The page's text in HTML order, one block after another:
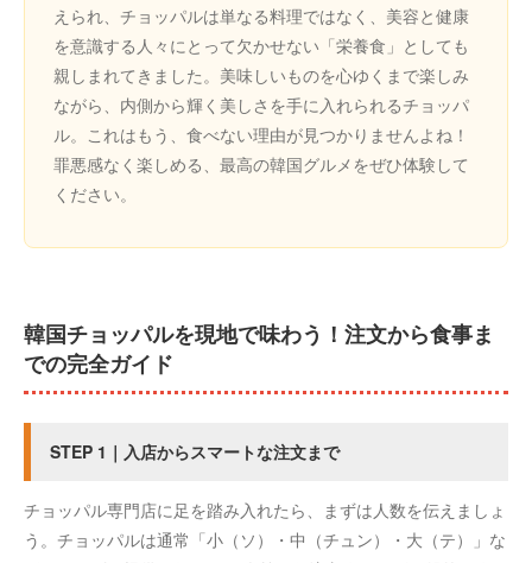
えられ、チョッパルは単なる料理ではなく、美容と健康
を意識する人々にとって欠かせない「栄養食」としても
親しまれてきました。美味しいものを心ゆくまで楽しみ
ながら、内側から輝く美しさを手に入れられるチョッパ
ル。これはもう、食べない理由が見つかりませんよね！
罪悪感なく楽しめる、最高の韓国グルメをぜひ体験して
ください。
韓国チョッパルを現地で味わう！注文から食事ま
での完全ガイド
STEP 1｜入店からスマートな注文まで
チョッパル専門店に足を踏み入れたら、まずは人数を伝えましょ
う。チョッパルは通常「小（ソ）・中（チュン）・大（テ）」な